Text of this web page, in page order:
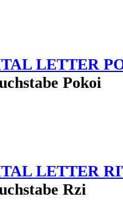
LETTER
Pokoi
LETTER
Rzi